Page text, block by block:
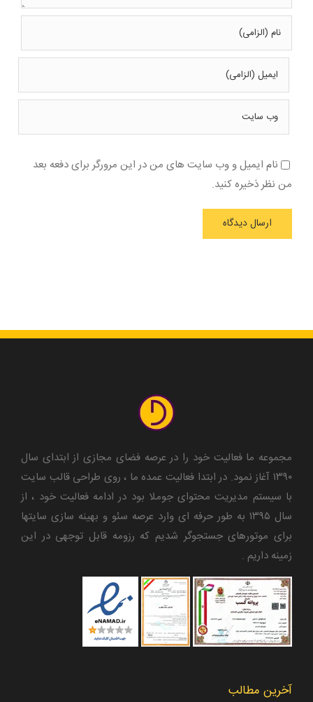
نام ایمیل و وب سایت های من در این مرورگر برای دفعه بعد
من نظر ذخیره کنید.
مجموعه ما فعالیت خود را در عرصه فضای مجازی از ابتدای سال
۱۳۹۰ آغاز نمود. در ابتدا فعالیت عمده ما ، روی طراحی قالب سایت
با سیستم مدیریت محتوای جوملا بود در ادامه فعالیت خود ، از
سال ۱۳۹۵ به طور حرفه ای وارد عرصه سئو و بهینه سازی سایتها
برای موتورهای جستجوگر شدیم که رزومه قابل توجهی در این
زمینه داریم .
آخرین مطالب